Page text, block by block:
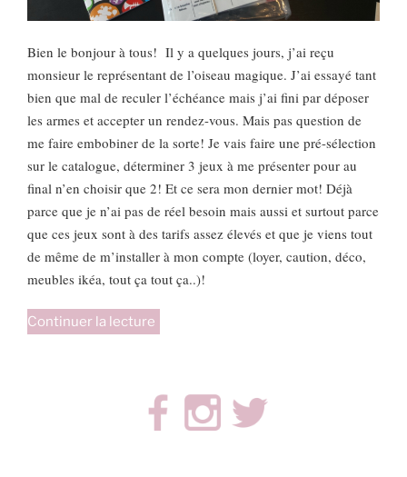
Bien le bonjour à tous! Il y a quelques jours, j’ai reçu
monsieur le représentant de l’oiseau magique. J’ai essayé tant
bien que mal de reculer l’échéance mais j’ai fini par déposer
les armes et accepter un rendez-vous. Mais pas question de
me faire embobiner de la sorte! Je vais faire une pré-sélection
sur le catalogue, déterminer 3 jeux à me présenter pour au
final n’en choisir que 2! Et ce sera mon dernier mot! Déjà
parce que je n’ai pas de réel besoin mais aussi et surtout parce
que ces jeux sont à des tarifs assez élevés et que je viens tout
de même de m’installer à mon compte (loyer, caution, déco,
meubles ikéa, tout ça tout ça..)!
Continuer la lecture